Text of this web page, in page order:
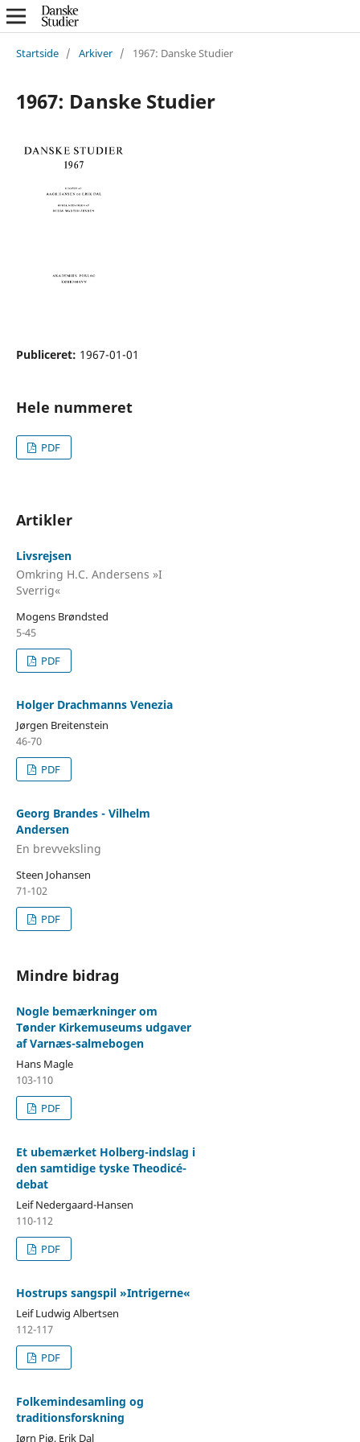
Startside / Arkiver / 1967: Danske Studier
1967: Danske Studier
Publiceret: 1967-01-01
Hele nummeret
PDF
Artikler
Livsrejsen
Omkring H.C. Andersens »I
Sverrig«
Mogens Brøndsted
5-45
PDF
Holger Drachmanns Venezia
Jørgen Breitenstein
46-70
PDF
Georg Brandes - Vilhelm
Andersen
En brevveksling
Steen Johansen
71-102
PDF
Mindre bidrag
Nogle bemærkninger om
Tønder Kirkemuseums udgaver
af Varnæs-salmebogen
Hans Magle
103-110
PDF
Et ubemærket Holberg-indslag i
den samtidige tyske Theodicé-
debat
Leif Nedergaard-Hansen
110-112
PDF
Hostrups sangspil »Intrigerne«
Leif Ludwig Albertsen
112-117
PDF
Folkemindesamling og
traditionsforskning
Iørn Piø, Erik Dal